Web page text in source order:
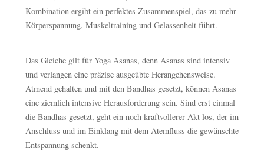
Kombination ergibt ein perfektes Zusammenspiel, das zu mehr
Körperspannung, Muskeltraining und Gelassenheit führt.
Das Gleiche gilt für Yoga Asanas, denn Asanas sind intensiv
und verlangen eine präzise ausgeübte Herangehensweise.
Atmend gehalten und mit den Bandhas gesetzt, können Asanas
eine ziemlich intensive Herausforderung sein. Sind erst einmal
die Bandhas gesetzt, geht ein noch kraftvollerer Akt los, der im
Anschluss und im Einklang mit dem Atemfluss die gewünschte
Entspannung schenkt.